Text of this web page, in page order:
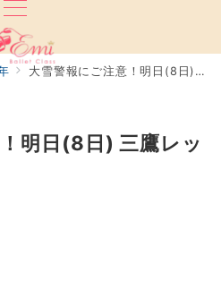
大雪警報にご注意！明日(8日) 三鷹レッスンについて
明日(8日) 三鷹レッ